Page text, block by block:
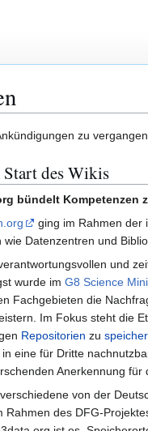
zu
des Wikis
bündelt Kompetenzen
ging im Rahmen der
Datenzentren und
und
wurde im G8 Science
Fachgebieten die
Im Fokus steht die
Repositorien zu
in eine für Dritte
Anerkennung
von der
Rahmen des DFG-